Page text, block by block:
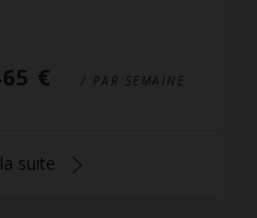
€ / PAR SEMAINE
suite